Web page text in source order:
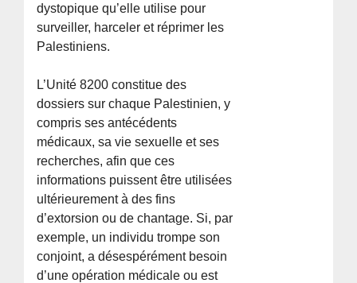
dystopique qu’elle utilise pour
surveiller, harceler et réprimer les
Palestiniens.
L’Unité 8200 constitue des
dossiers sur chaque Palestinien, y
compris ses antécédents
médicaux, sa vie sexuelle et ses
recherches, afin que ces
informations puissent être utilisées
ultérieurement à des fins
d’extorsion ou de chantage. Si, par
exemple, un individu trompe son
conjoint, a désespérément besoin
d’une opération médicale ou est